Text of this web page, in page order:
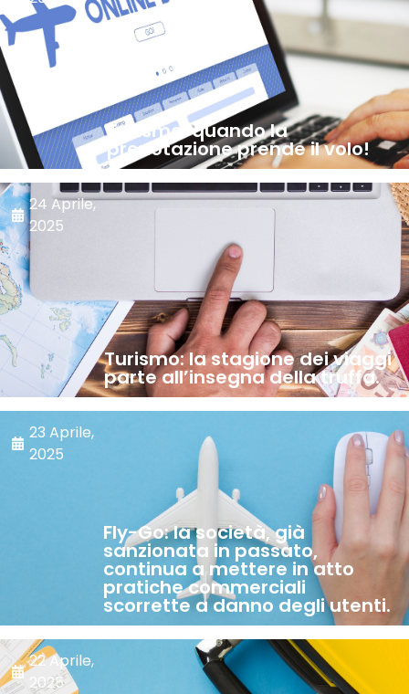
Turismo: quando la
prenotazione prende il volo!
24 Aprile,
2025
Turismo: la stagione dei viaggi
parte all’insegna della truffa.
23 Aprile,
2025
Fly-Go: la società, già
sanzionata in passato,
continua a mettere in atto
pratiche commerciali
scorrette a danno degli utenti.
22 Aprile,
2025